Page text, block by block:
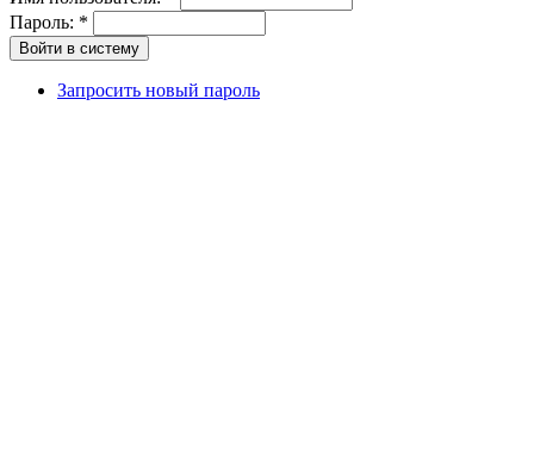
Пароль: *
Запросить новый пароль